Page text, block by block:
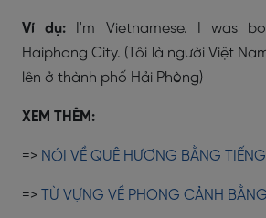
Ví dụ:
I'm Vietnamese. I was
Haiphong City. (Tôi là người Việt
lên ở thành phố Hải Phòng)
XEM THÊM:
=> NÓI VỀ QUÊ HƯƠNG BẰNG
=> TỪ VỰNG VỀ PHONG CẢNH